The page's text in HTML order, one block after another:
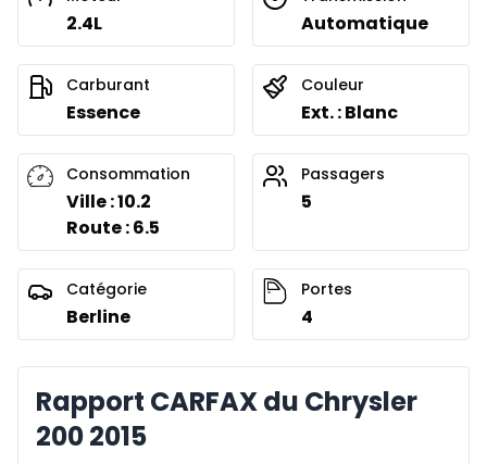
2.4L Automatique
Carburant
Essence
Couleur
Ext. : Blanc
Consommation
Ville : 10.2
Route : 6.5
Passagers
5
Catégorie
Berline
Portes
4
Rapport CARFAX du Chrysler
200 2015